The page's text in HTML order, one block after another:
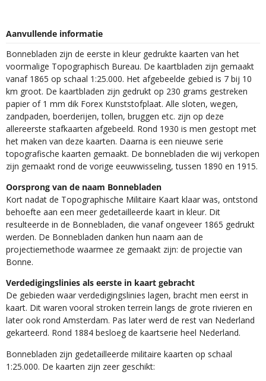
Aanvullende informatie
Bonnebladen zijn de eerste in kleur gedrukte kaarten van het
voormalige Topographisch Bureau. De kaartbladen zijn gemaakt
vanaf 1865 op schaal 1:25.000. Het afgebeelde gebied is 7 bij 10
km groot. De kaartbladen zijn gedrukt op 230 grams gestreken
papier of 1 mm dik Forex Kunststofplaat. Alle sloten, wegen,
zandpaden, boerderijen, tollen, bruggen etc. zijn op deze
allereerste stafkaarten afgebeeld. Rond 1930 is men gestopt met
het maken van deze kaarten. Daarna is een nieuwe serie
topografische kaarten gemaakt. De bonnebladen die wij verkopen
zijn gemaakt rond de vorige eeuwwisseling, tussen 1890 en 1915.
Oorsprong van de naam Bonnebladen
Kort nadat de Topographische Militaire Kaart klaar was, ontstond
behoefte aan een meer gedetailleerde kaart in kleur. Dit
resulteerde in de Bonnebladen, die vanaf ongeveer 1865 gedrukt
werden. De Bonnebladen danken hun naam aan de
projectiemethode waarmee ze gemaakt zijn: de projectie van
Bonne.
Verdedigingslinies als eerste in kaart gebracht
De gebieden waar verdedigingslinies lagen, bracht men eerst in
kaart. Dit waren vooral stroken terrein langs de grote rivieren en
later ook rond Amsterdam. Pas later werd de rest van Nederland
gekarteerd. Rond 1884 besloeg de kaartserie heel Nederland.
Bonnebladen zijn gedetailleerde militaire kaarten op schaal
1:25.000. De kaarten zijn zeer geschikt:​